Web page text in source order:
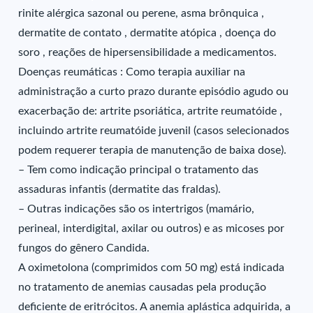
rinite alérgica sazonal ou perene, asma brônquica ,
dermatite de contato , dermatite atópica , doença do
soro , reações de hipersensibilidade a medicamentos.
Doenças reumáticas : Como terapia auxiliar na
administração a curto prazo durante episódio agudo ou
exacerbação de: artrite psoriática, artrite reumatóide ,
incluindo artrite reumatóide juvenil (casos selecionados
podem requerer terapia de manutenção de baixa dose).
– Tem como indicação principal o tratamento das
assaduras infantis (dermatite das fraldas).
– Outras indicações são os intertrigos (mamário,
perineal, interdigital, axilar ou outros) e as micoses por
fungos do gênero Candida.
A oximetolona (comprimidos com 50 mg) está indicada
no tratamento de anemias causadas pela produção
deficiente de eritrócitos. A anemia aplástica adquirida, a